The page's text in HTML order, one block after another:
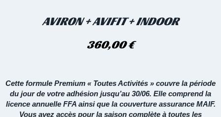
AVIRON + AVIFIT + INDOOR
360,00€
Cette formule Premium « Toutes Activités » couvre la période
du jour de votre adhésion jusqu’au 30/06. Elle comprend la
licence annuelle FFA ainsi que la couverture assurance MAIF.
Vous avez accès pour la saison complète à toutes les